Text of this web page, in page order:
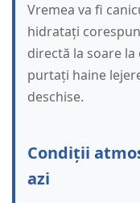
Vremea va fi
hidratați
directă la soare la
purtați haine
deschise.
Condiții
azi